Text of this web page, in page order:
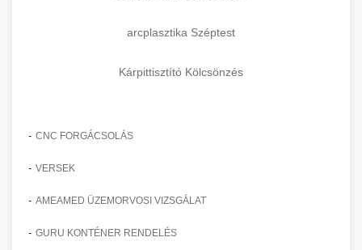
arcplasztika Széptest
Kárpittisztító Kölcsönzés
- CNC FORGÁCSOLÁS
- VERSEK
- AMEAMED ÜZEMORVOSI VIZSGÁLAT
- GURU KONTÉNER RENDELÉS